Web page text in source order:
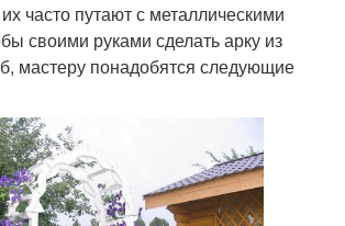
часто путают с металлическими
своими руками сделать арку из
мастеру понадобятся следующие